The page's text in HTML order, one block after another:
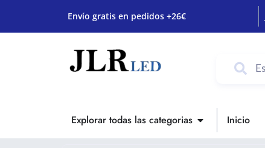
Envío gratis en pedidos +26€
Explorar todas las categorias Inicio